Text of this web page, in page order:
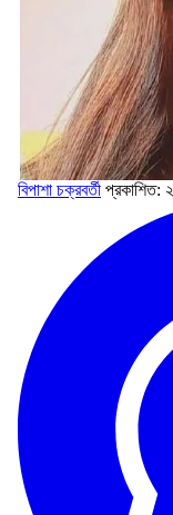
বিপাশা চক্রবর্তী প্রকাশিত: